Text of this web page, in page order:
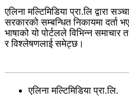
एलिना मल्टिमिडिया प्रा.लि द्वारा
सरकारको सम्बन्धित निकायमा दर्ता
भाषाको यो पोर्टलले विभिन्न
र विश्लेषणलाई समेट्छ।
एलिना मल्टिमिडिया प्रा.लि.